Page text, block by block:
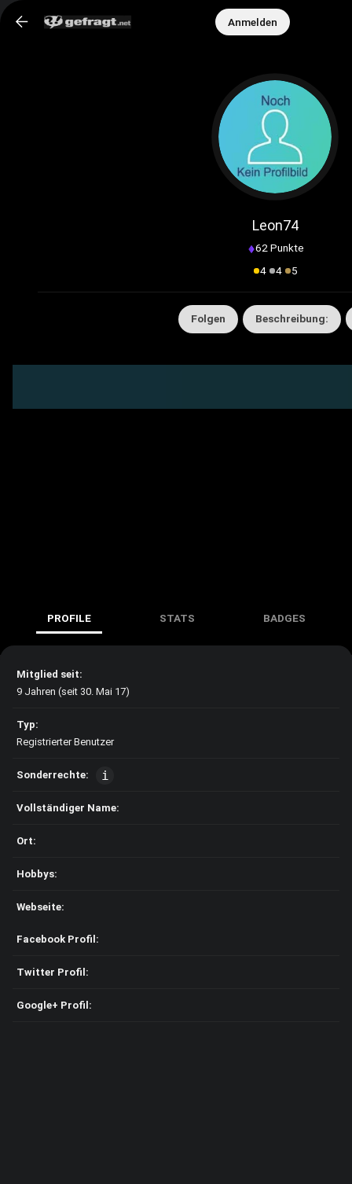
Anmelden
Leon74
62 Punkte
4
4 5
Folgen Beschreibung:
PROFILE STATS BADGES
Mitglied seit:
9 Jahren (seit 30. Mai 17)
Typ:
Registrierter Benutzer
Sonderrechte:
Vollständiger Name:
Ort:
Hobbys:
Webseite:
Facebook Profil:
Twitter Profil:
Google+ Profil: